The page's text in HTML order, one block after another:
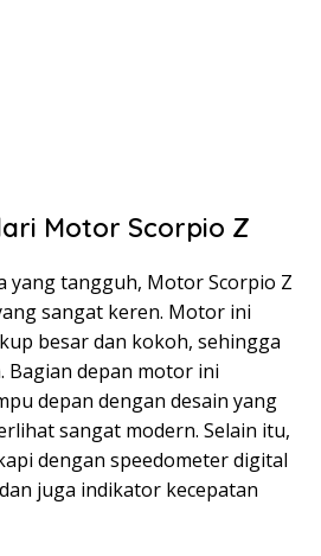
Motor Scorpio Z
yang tangguh, Motor Scorpio Z
sangat keren. Motor ini
besar dan kokoh, sehingga
Bagian depan motor ini
depan dengan desain yang
sangat modern. Selain itu,
dengan speedometer digital
juga indikator kecepatan